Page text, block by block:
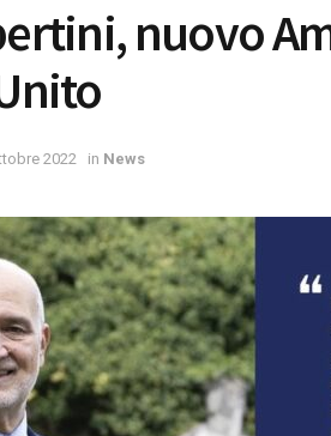
nuovo
2022 in News